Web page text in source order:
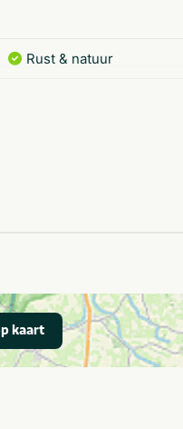
Rust & natuur
Landgoed
Fietsroutes
kaart